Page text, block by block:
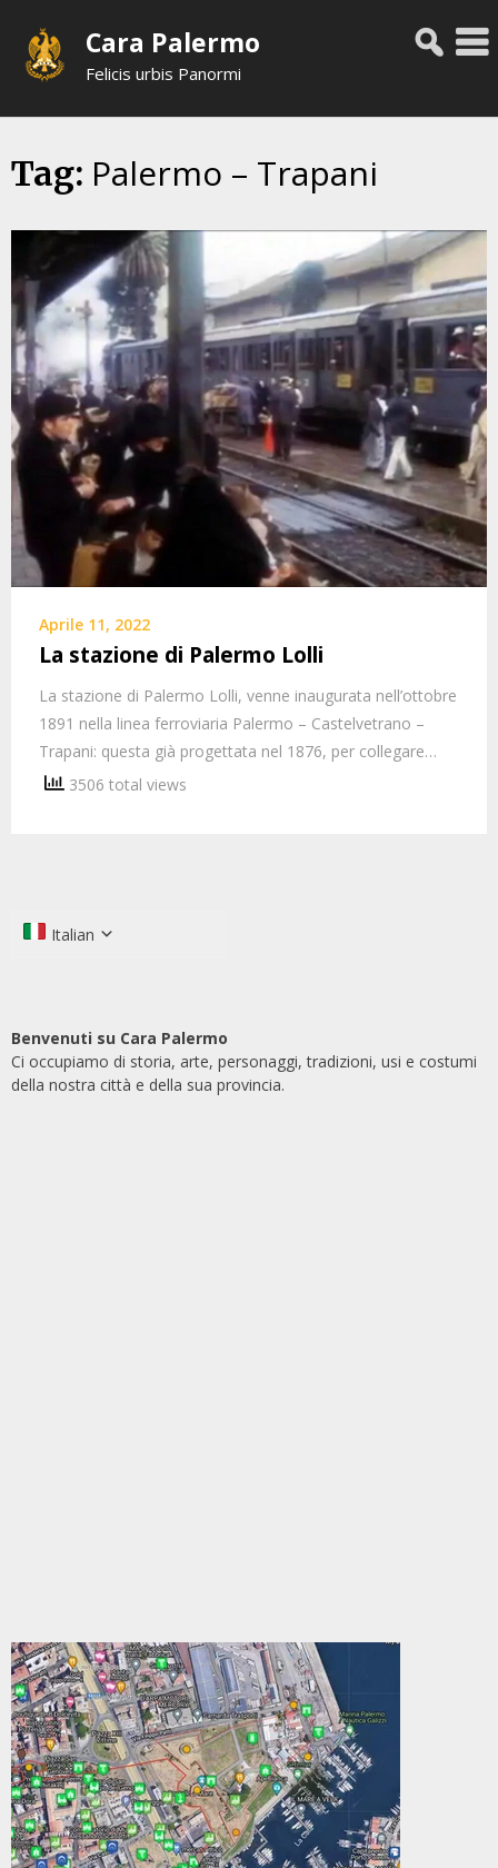
content
Cara Palermo
Felicis urbis Panormi
Tag: Palermo – Trapani
Aprile 11, 2022
La stazione di Palermo Lolli
La stazione di Palermo Lolli, venne inaugurata nell’ottobre
1891 nella linea ferroviaria Palermo – Castelvetrano –
Trapani: questa già progettata nel 1876, per collegare…
3506 total views
Italian
Benvenuti su Cara Palermo
Ci occupiamo di storia, arte, personaggi, tradizioni, usi e costumi
della nostra città e della sua provincia.